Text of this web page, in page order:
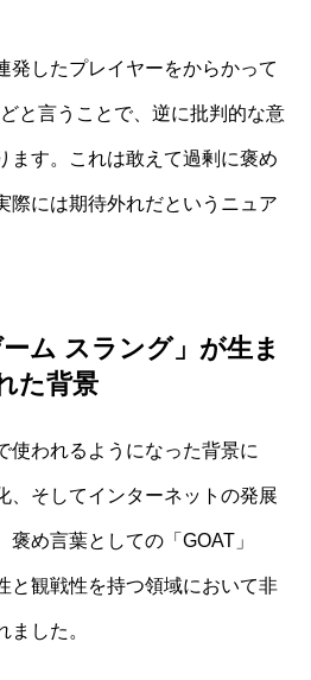
発したプレイヤーをからかって
どと言うことで、逆に批判的な意
ます。これは敢えて過剰に褒め
際には期待外れだというニュア
ーム スラング」が生ま
た背景
使われるようになった背景に
、そしてインターネットの発展
め言葉としての「GOAT」
と観戦性を持つ領域において非
した。